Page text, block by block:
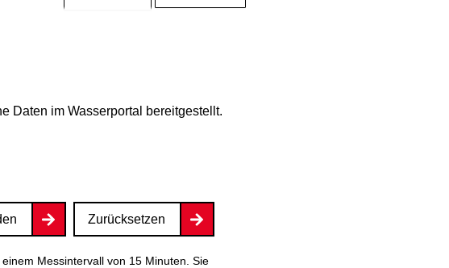
Daten im Wasserportal bereitgestellt.
Zurücksetzen
Messintervall von 15 Minuten. Sie